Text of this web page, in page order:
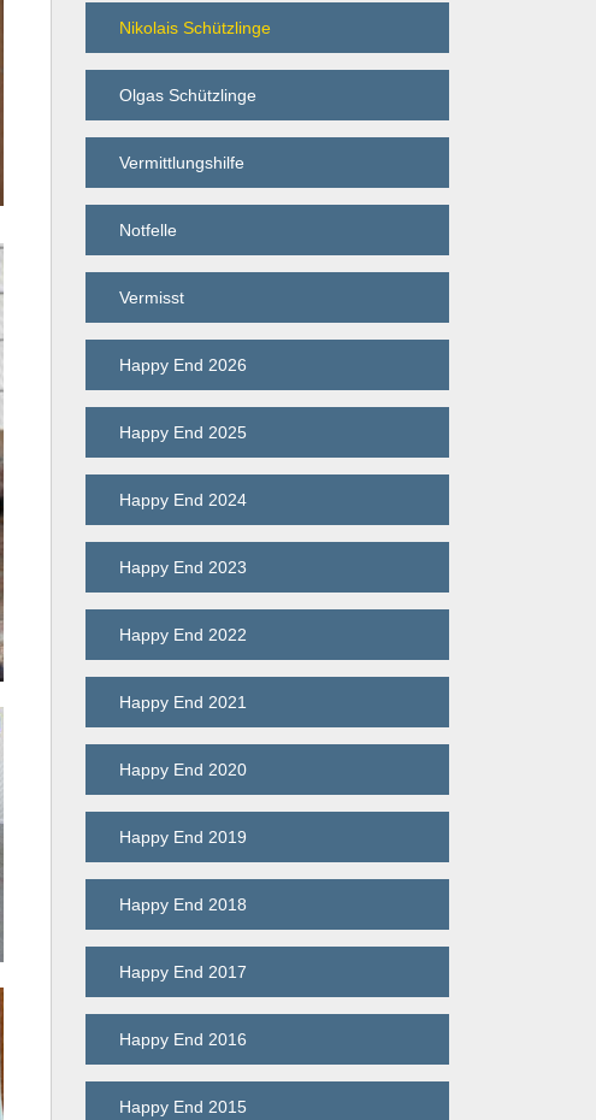
Nikolais Schützlinge
Olgas Schützlinge
Vermittlungshilfe
Notfelle
Vermisst
Happy End 2026
Happy End 2025
Happy End 2024
Happy End 2023
Happy End 2022
Happy End 2021
Happy End 2020
Happy End 2019
Happy End 2018
Happy End 2017
Happy End 2016
Happy End 2015